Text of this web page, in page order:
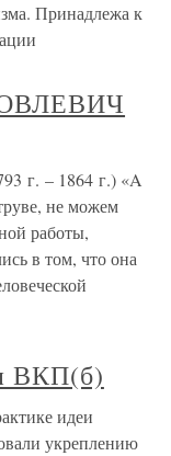
Принадлежа к
– 1864 г.) «A
не можем
работы,
в том, что она
ВКП(б)
идеи
укреплению